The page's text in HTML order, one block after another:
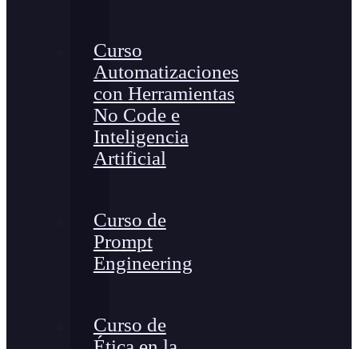
Curso
Automatizaciones
con Herramientas
No Code e
Inteligencia
Artificial
Curso de
Prompt
Engineering
Curso de